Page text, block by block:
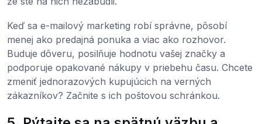
Keď sa e-mailový marketing robí správne, pôsobí
menej ako predajná ponuka a viac ako rozhovor.
Buduje dôveru, posilňuje hodnotu vašej značky a
podporuje opakované nákupy v priebehu času. Chcete
zmeniť jednorazových kupujúcich na verných
zákazníkov? Začnite s ich poštovou schránkou.